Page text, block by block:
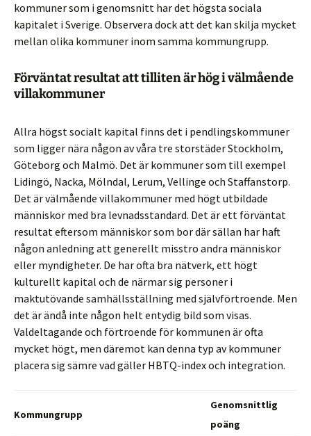
kommuner som i genomsnitt har det högsta sociala
kapitalet i Sverige. Observera dock att det kan skilja mycket
mellan olika kommuner inom samma kommungrupp.
Förväntat resultat att tilliten är hög i välmående
villakommuner
Allra högst socialt kapital finns det i pendlingskommuner
som ligger nära någon av våra tre storstäder Stockholm,
Göteborg och Malmö. Det är kommuner som till exempel
Lidingö, Nacka, Mölndal, Lerum, Vellinge och Staffanstorp.
Det är välmående villakommuner med högt utbildade
människor med bra levnadsstandard. Det är ett förväntat
resultat eftersom människor som bor där sällan har haft
någon anledning att generellt misstro andra människor
eller myndigheter. De har ofta bra nätverk, ett högt
kulturellt kapital och de närmar sig personer i
maktutövande samhällsställning med självförtroende. Men
det är ändå inte någon helt entydig bild som visas.
Valdeltagande och förtroende för kommunen är ofta
mycket högt, men däremot kan denna typ av kommuner
placera sig sämre vad gäller HBTQ-index och integration.
Kommungrupp
Genomsnittlig
poäng